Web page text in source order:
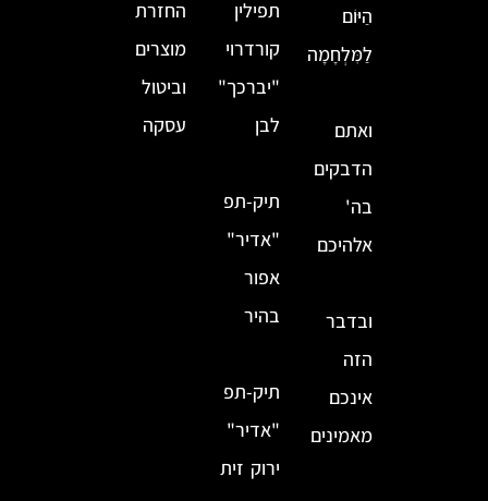
הַיּוֹם
לַמִּלְחָמָה
ואתם
הדבקים
בה'
אלהיכם
ובדבר
הזה
אינכם
מאמינים
תפילין
קורדרוי
"יברכך"
לבן
תיק-תפ
"אדיר"
אפור
בהיר
תיק-תפ
"אדיר"
ירוק זית
החזרת
מוצרים
וביטול
עסקה